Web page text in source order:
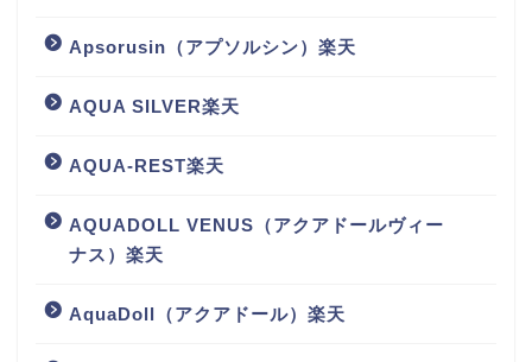
Apsorusin（アプソルシン）楽天
AQUA SILVER楽天
AQUA-REST楽天
AQUADOLL VENUS（アクアドールヴィー
ナス）楽天
AquaDoll（アクアドール）楽天